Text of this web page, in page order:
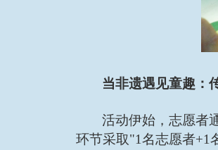
当非遗遇见童趣：
活动伊始，志愿者
环节采取"1名志愿者+1